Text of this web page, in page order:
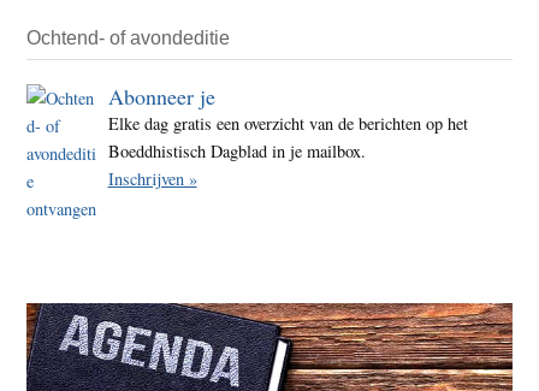
Ochtend- of avondeditie
Abonneer je
Elke dag gratis een overzicht van de berichten op het
Boeddhistisch Dagblad in je mailbox.
Inschrijven »